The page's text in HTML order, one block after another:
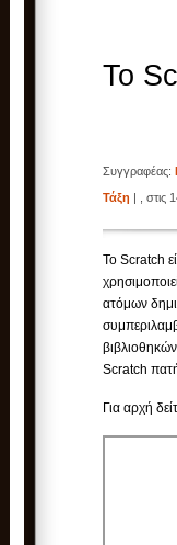
To
Συγγραφέας:
Τάξη | , στις
Το Scratch
ατόμων
Scratch
Για αρχή